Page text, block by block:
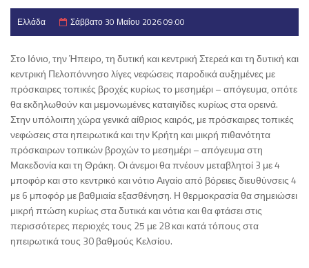
Ελλάδα Σάββατο 30 Μαΐου 2026 09:00
Στο Ιόνιο, την Ήπειρο, τη δυτική και κεντρική Στερεά και τη δυτική και
κεντρική Πελοπόννησο λίγες νεφώσεις παροδικά αυξημένες με
πρόσκαιρες τοπικές βροχές κυρίως το μεσημέρι – απόγευμα, οπότε
θα εκδηλωθούν και μεμονωμένες καταιγίδες κυρίως στα ορεινά.
Στην υπόλοιπη χώρα γενικά αίθριος καιρός, με πρόσκαιρες τοπικές
νεφώσεις στα ηπειρωτικά και την Κρήτη και μικρή πιθανότητα
πρόσκαιρων τοπικών βροχών το μεσημέρι – απόγευμα στη
Μακεδονία και τη Θράκη. Οι άνεμοι θα πνέουν μεταβλητοί 3 με 4
μποφόρ και στο κεντρικό και νότιο Αιγαίο από βόρειες διευθύνσεις 4
με 6 μποφόρ με βαθμιαία εξασθένηση. Η θερμοκρασία θα σημειώσει
μικρή πτώση κυρίως στα δυτικά και νότια και θα φτάσει στις
περισσότερες περιοχές τους 25 με 28 και κατά τόπους στα
ηπειρωτικά τους 30 βαθμούς Κελσίου.